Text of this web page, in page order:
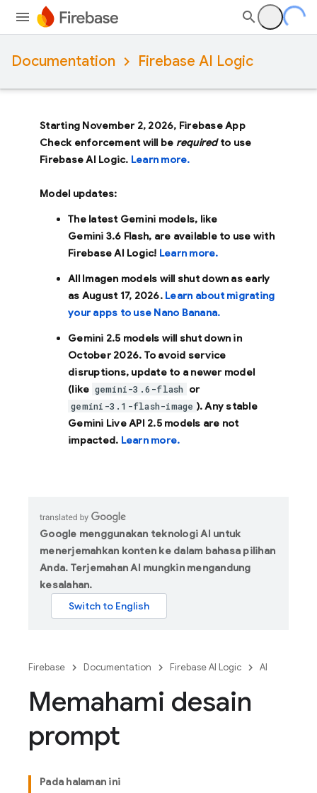
Documentation Firebase AI Logic
Starting November 2, 2026, Firebase App
Check enforcement will be requiredto use
Firebase AI Logic. Learn more.
Model updates:
The latest Gemini models, like
Gemini 3.6 Flash, are available to use with
Firebase AI Logic! Learn more.
All Imagen models will shut down as early
as August 17, 2026. Learn about migrating
your apps to use Nano Banana.
Gemini 2.5 models will shut down in
October 2026. To avoid service
disruptions, update to a newer model
(like gemini-3.6-flash or
gemini-3.1-flash-image ). Any stable
Gemini Live API 2.5 models are not
impacted. Learn more.
Google menggunakan teknologi AI untuk
menerjemahkan konten ke dalam bahasa pilihan
Anda. Terjemahan AI mungkin mengandung
kesalahan.
Firebase Documentation Firebase AI Logic AI
Memahami desain
prompt
Pada halaman ini